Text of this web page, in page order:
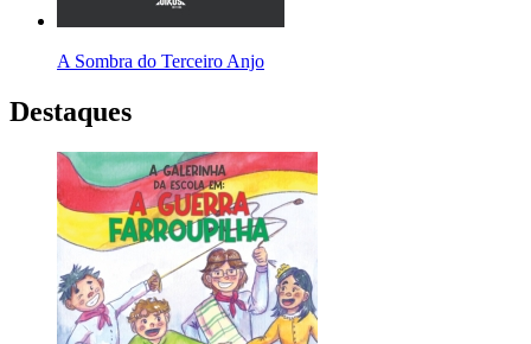
A Sombra do Terceiro Anjo
Destaques